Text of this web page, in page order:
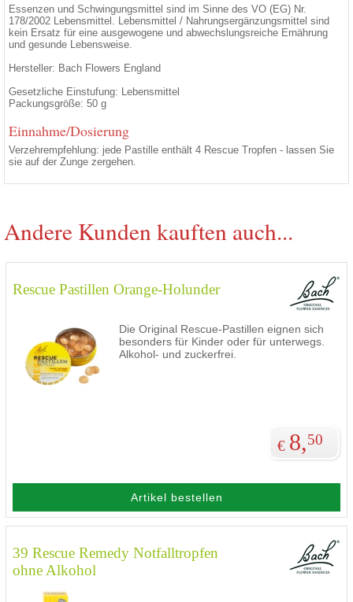
Essenzen und Schwingungsmittel sind im Sinne des VO (EG) Nr.
178/2002 Lebensmittel. Lebensmittel / Nahrungsergänzungsmittel sind
kein Ersatz für eine ausgewogene und abwechslungsreiche Ernährung
und gesunde Lebensweise.
Hersteller: Bach Flowers England
Gesetzliche Einstufung: Lebensmittel
Packungsgröße: 50 g
Einnahme/Dosierung
Verzehrempfehlung: jede Pastille enthält 4 Rescue Tropfen - lassen Sie
sie auf der Zunge zergehen.
Andere Kunden kauften auch...
Rescue Pastillen Orange-Holunder
Die Original Rescue-Pastillen eignen sich
besonders für Kinder oder für unterwegs.
Alkohol- und zuckerfrei.
€ 8,50
Artikel bestellen
39 Rescue Remedy Notfalltropfen
ohne Alkohol